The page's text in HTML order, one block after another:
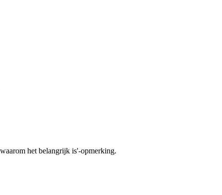
het belangrijk is'-opmerking.